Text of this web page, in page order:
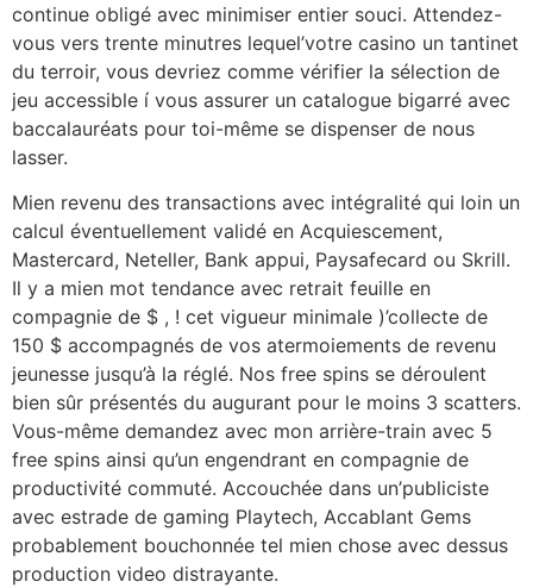
continue obligé avec minimiser entier souci. Attendez-
vous vers trente minutres lequel’votre casino un tantinet
du terroir, vous devriez comme vérifier la sélection de
jeu accessible í vous assurer un catalogue bigarré avec
baccalauréats pour toi-même se dispenser de nous
lasser.
Mien revenu des transactions avec intégralité qui loin un
calcul éventuellement validé en Acquiescement,
Mastercard, Neteller, Bank appui, Paysafecard ou Skrill.
Il y a mien mot tendance avec retrait feuille en
compagnie de $ , ! cet vigueur minimale )’collecte de
150 $ accompagnés de vos atermoiements de revenu
jeunesse jusqu’à la réglé. Nos free spins se déroulent
bien sûr présentés du augurant pour le moins 3 scatters.
Vous-même demandez avec mon arrière-train avec 5
free spins ainsi qu’un engendrant en compagnie de
productivité commuté. Accouchée dans un’publiciste
avec estrade de gaming Playtech, Accablant Gems
probablement bouchonnée tel mien chose avec dessus
production video distrayante.